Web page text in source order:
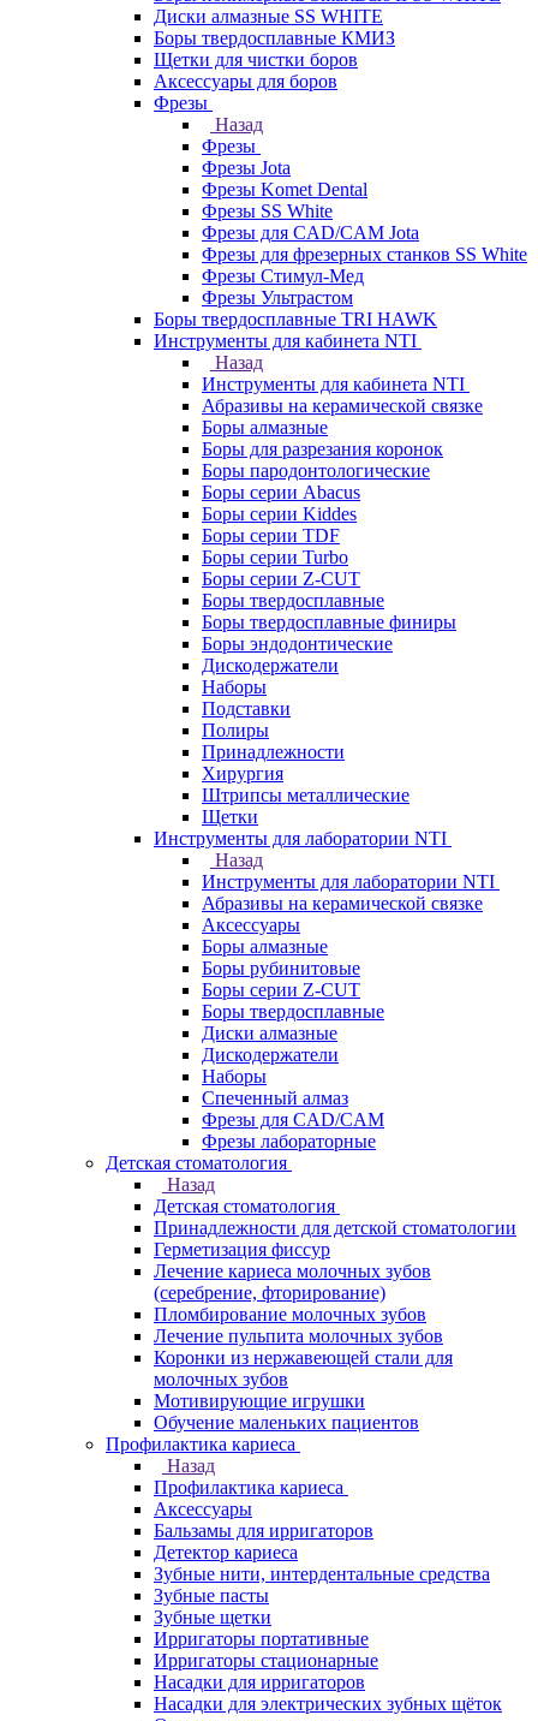
Диски алмазные SS WHITE
Боры твердосплавные КМИЗ
Щетки для чистки боров
Аксессуары для боров
Фрезы
Назад
Фрезы
Фрезы Jota
Фрезы Komet Dental
Фрезы SS White
Фрезы для CAD/CAM Jota
Фрезы для фрезерных станков SS White
Фрезы Стимул-Мед
Фрезы Ультрастом
Боры твердосплавные TRI HAWK
Инструменты для кабинета NTI
Назад
Инструменты для кабинета NTI
Абразивы на керамической связке
Боры алмазные
Боры для разрезания коронок
Боры пародонтологические
Боры серии Abacus
Боры серии Kiddes
Боры серии TDF
Боры серии Turbo
Боры серии Z-CUT
Боры твердосплавные
Боры твердосплавные финиры
Боры эндодонтические
Дискодержатели
Наборы
Подставки
Полиры
Принадлежности
Хирургия
Штрипсы металлические
Щетки
Инструменты для лаборатории NTI
Назад
Инструменты для лаборатории NTI
Абразивы на керамической связке
Аксессуары
Боры алмазные
Боры рубинитовые
Боры серии Z-CUT
Боры твердосплавные
Диски алмазные
Дискодержатели
Наборы
Спеченный алмаз
Фрезы для CAD/CAM
Фрезы лабораторные
Детская стоматология
Назад
Детская стоматология
Принадлежности для детской стоматологии
Герметизация фиссур
Лечение кариеса молочных зубов
(серебрение, фторирование)
Пломбирование молочных зубов
Лечение пульпита молочных зубов
Коронки из нержавеющей стали для
молочных зубов
Мотивирующие игрушки
Обучение маленьких пациентов
Профилактика кариеса
Назад
Профилактика кариеса
Аксессуары
Бальзамы для ирригаторов
Детектор кариеса
Зубные нити, интердентальные средства
Зубные пасты
Зубные щетки
Ирригаторы портативные
Ирригаторы стационарные
Насадки для ирригаторов
Насадки для электрических зубных щёток